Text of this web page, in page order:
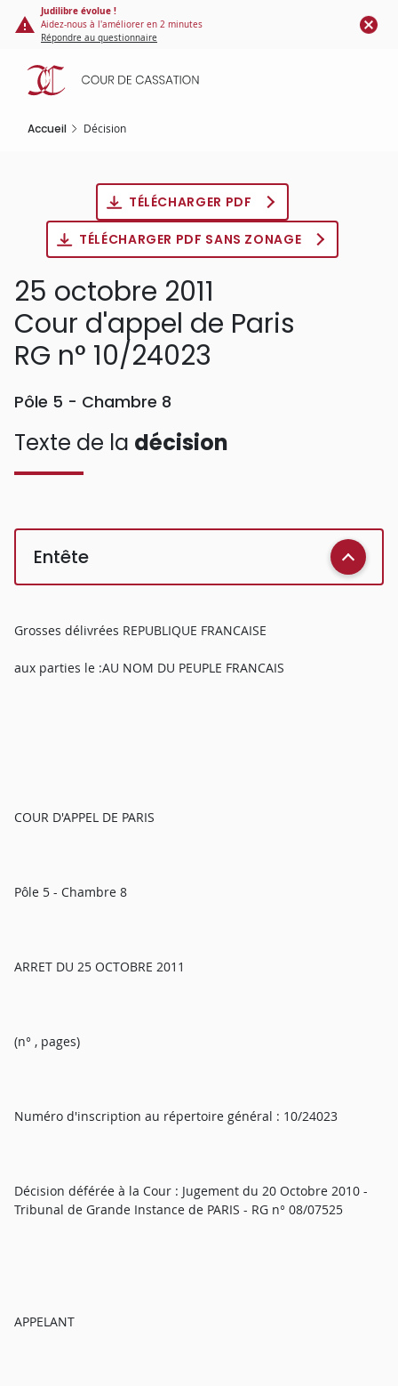
Panneau de gestion des cookies
contenu
principal
Judilibre évolue !
Aidez-nous à l'améliorer en 2 minutes
Répondre au questionnaire
Accueil Décision
TÉLÉCHARGER PDF
TÉLÉCHARGER PDF SANS ZONAGE
25 octobre 2011
Cour d'appel de Paris
RG n° 10/24023
Pôle 5 - Chambre 8
Texte de la décision
Entête
Grosses délivrées REPUBLIQUE FRANCAISE
aux parties le :AU NOM DU PEUPLE FRANCAIS
COUR D'APPEL DE PARIS
Pôle 5 - Chambre 8
ARRET DU 25 OCTOBRE 2011
(n° , pages)
Numéro d'inscription au répertoire général : 10/24023
Décision déférée à la Cour : Jugement du 20 Octobre 2010 -
Tribunal de Grande Instance de PARIS - RG n° 08/07525
APPELANT